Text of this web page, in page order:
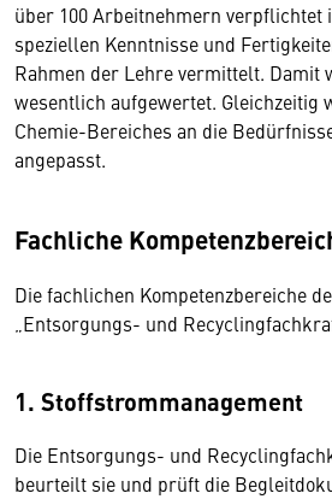
über 100 Arbeitnehmern verpflichtet
speziellen Kenntnisse und
Rahmen der Lehre vermittelt. Damit
wesentlich aufgewertet. Gleichzeitig
Chemie-Bereiches an die
angepasst.
Fachliche
Die fachlichen Kompetenzbereiche
„Entsorgungs- und
1. Stoffstrommanagement
Die Entsorgungs- und
beurteilt sie und prüft die